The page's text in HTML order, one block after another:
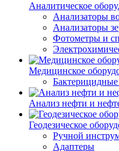
Аналитическое
Анализаторы
Анализаторы
Фотометры и
Медицинское
Анализ нефти и
Геодезическое
Ручной
Адаптеры